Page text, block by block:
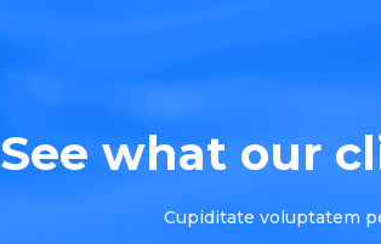
See what our
Cupiditate voluptatem